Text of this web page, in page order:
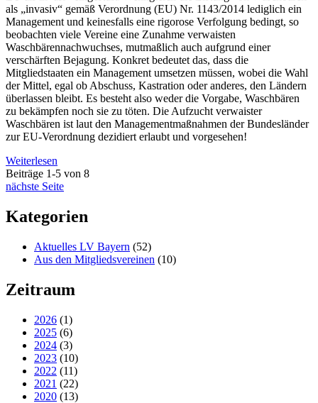
als „invasiv“ gemäß Verordnung (EU) Nr. 1143/2014 lediglich ein
Management und keinesfalls eine rigorose Verfolgung bedingt, so
beobachten viele Vereine eine Zunahme verwaisten
Waschbärennachwuchses, mutmaßlich auch aufgrund einer
verschärften Bejagung. Konkret bedeutet das, dass die
Mitgliedstaaten ein Management umsetzen müssen, wobei die Wahl
der Mittel, egal ob Abschuss, Kastration oder anderes, den Ländern
überlassen bleibt. Es besteht also weder die Vorgabe, Waschbären
zu bekämpfen noch sie zu töten. Die Aufzucht verwaister
Waschbären ist laut den Managementmaßnahmen der Bundesländer
zur EU-Verordnung dezidiert erlaubt und vorgesehen!
Weiterlesen
Beiträge 1-5 von 8
nächste Seite
Kategorien
Aktuelles LV Bayern (52)
Aus den Mitgliedsvereinen (10)
Zeitraum
2026 (1)
2025 (6)
2024 (3)
2023 (10)
2022 (11)
2021 (22)
2020 (13)